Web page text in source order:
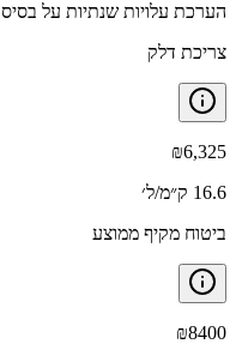
הערכת עלויות שנתיות על בסיס 15,000 ק״מ בשנה
צריכת דלק
₪6,325
16.6 ק״מ/ל׳
ביטוח מקיף ממוצע
₪8400